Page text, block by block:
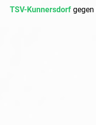
TSV-Kunnersdorf gegen